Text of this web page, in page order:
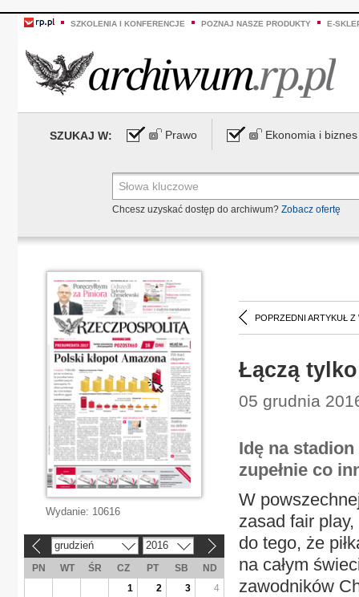
SZKOLENIA I KONFERENCJE POZNAJ NASZE PRODUKTY E-
SZUKAJ W: Prawo Ekonomia i biznes
Chcesz uzyskać dostęp do archiwum? Zobacz ofertę
POPRZEDNI ARTYKUŁ Z
Łączą
05 grudnia
Idę na
zupełnie co
W
zasad fair
do tego, że
na całym
zawodników
Wydanie: 10616
grudzień 2016
PN WT ŚR CZ PT SB
ND
1
2 3
4